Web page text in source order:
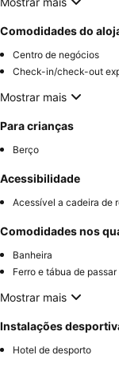
Comodidades do
Centro de negócios
Check-in/check-out
Mostrar mais
Para crianças
Berço
Acessibilidade
Acessível a cadeira de
Comodidades nos
Banheira
Ferro e tábua de passar
Mostrar mais
Instalações
Hotel de desporto